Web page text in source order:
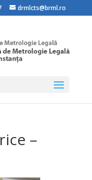
drmlcts@brml.ro
–